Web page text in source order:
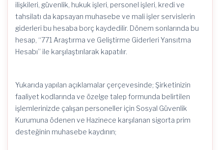
ilişkileri, güvenlik, hukuk işleri, personel işleri, kredi ve
tahsilatı da kapsayan muhasebe ve mali işler servislerin
giderleri bu hesaba borç kaydedilir. Dönem sonlarında bu
hesap, “771 Araştırma ve Geliştirme Giderleri Yansıtma
Hesabı” ile karşılaştırılarak kapatılır.
Yukarıda yapılan açıklamalar çerçevesinde; Şirketinizin
faaliyet kodlarında ve özelge talep formunda belirtilen
işlemlerinizde çalışan personeller için Sosyal Güvenlik
Kurumuna ödenen ve Hazinece karşılanan sigorta prim
desteğinin muhasebe kaydının;